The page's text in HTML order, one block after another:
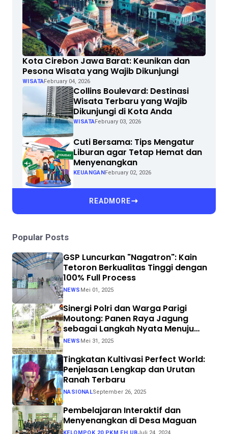
Kota Cirebon Jawa Barat: Keunikan dan
Pesona Wisata yang Wajib Dikunjungi
WISATAFebruary 04, 2026
Collins Boulevard: Destinasi
Wisata Terbaru yang Wajib
Dikunjungi di Kota Anda
WISATAFebruary 03, 2026
Cuti Bersama: Tips Mengatur
Liburan agar Tetap Hemat dan
Menyenangkan
KEUANGANFebruary 02, 2026
READMORE
Popular Posts
GSP Luncurkan "Nagatron": Kain
Tetoron Berkualitas Tinggi dengan
100% Full Process
NEWS Mei 01, 2025
Sinergi Polri dan Warga Parigi
Moutong: Panen Raya Jagung
sebagai Langkah Nyata Menuju
Swasembada Pangan
NEWS Mei 31, 2025
Tingkatan Kultivasi Perfect World:
Penjelasan Lengkap dan Urutan
Ranah Terbaru
NASIONALSeptember 26, 2025
Pembelajaran Interaktif dan
Menyenangkan di Desa Maguan
KELOMPOK 20 PKM FH UBJuli 24, 2024